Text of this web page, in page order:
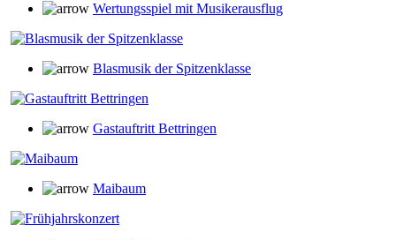
Wertungsspiel mit Musikerausflug
Blasmusik der Spitzenklasse
Gastauftritt Bettringen
Maibaum